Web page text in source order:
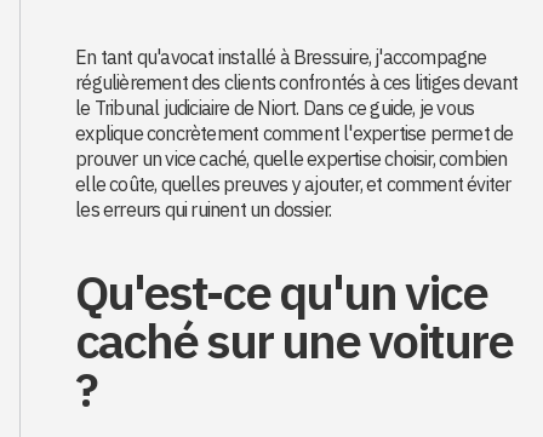
En tant qu'avocat installé à Bressuire, j'accompagne
régulièrement des clients confrontés à ces litiges devant
le Tribunal judiciaire de Niort. Dans ce guide, je vous
explique concrètement comment l'expertise permet de
prouver un vice caché, quelle expertise choisir, combien
elle coûte, quelles preuves y ajouter, et comment éviter
les erreurs qui ruinent un dossier.
Qu'est-ce qu'un vice
caché sur une voiture
?